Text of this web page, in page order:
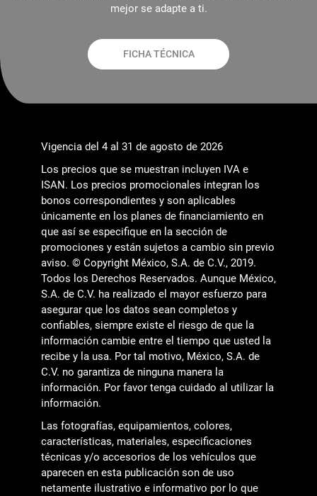
mejor se adapte a ti.
FICHA TÉCNICA
Vigencia del 4 al 31 de agosto de 2026
Los precios que se muestran incluyen IVA e
ISAN. Los precios promocionales integran los
bonos correspondientes y son aplicables
únicamente en los planes de financiamiento en
que así se especifique en la sección de
promociones y están sujetos a cambio sin previo
aviso. © Copyright México, S.A. de C.V., 2019.
Todos los Derechos Reservados. Aunque México,
S.A. de C.V. ha realizado el mayor esfuerzo para
asegurar que los datos sean completos y
confiables, siempre existe el riesgo de que la
información cambie entre el tiempo que usted la
recibe y la usa. Por tal motivo, México, S.A. de
C.V. no garantiza de ninguna manera la
información. Por favor tenga cuidado al utilizar la
información.
Las fotografías, equipamientos, colores,
características, materiales, especificaciones
técnicas y/o accesorios de los vehículos que
aparecen en esta publicación son de uso
netamente ilustrativo e informativo por lo que